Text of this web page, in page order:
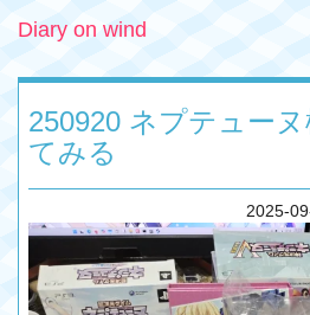
Diary on wind
250920 ネプテュー
てみる
2025-